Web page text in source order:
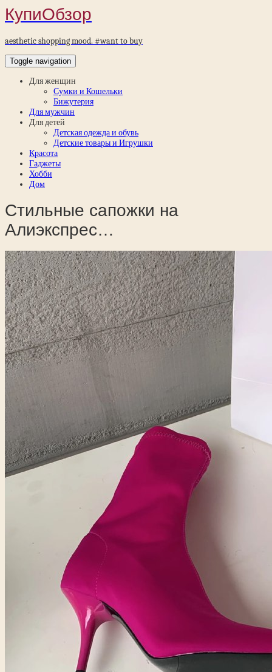
КупиОбзор
aesthetic shopping mood. #want to buy
Toggle navigation
Для женщин
Сумки и Кошельки
Бижутерия
Для мужчин
Для детей
Детская одежда и обувь
Детские товары и Игрушки
Красота
Гаджеты
Хобби
Дом
Стильные сапожки на
Алиэкспрес…